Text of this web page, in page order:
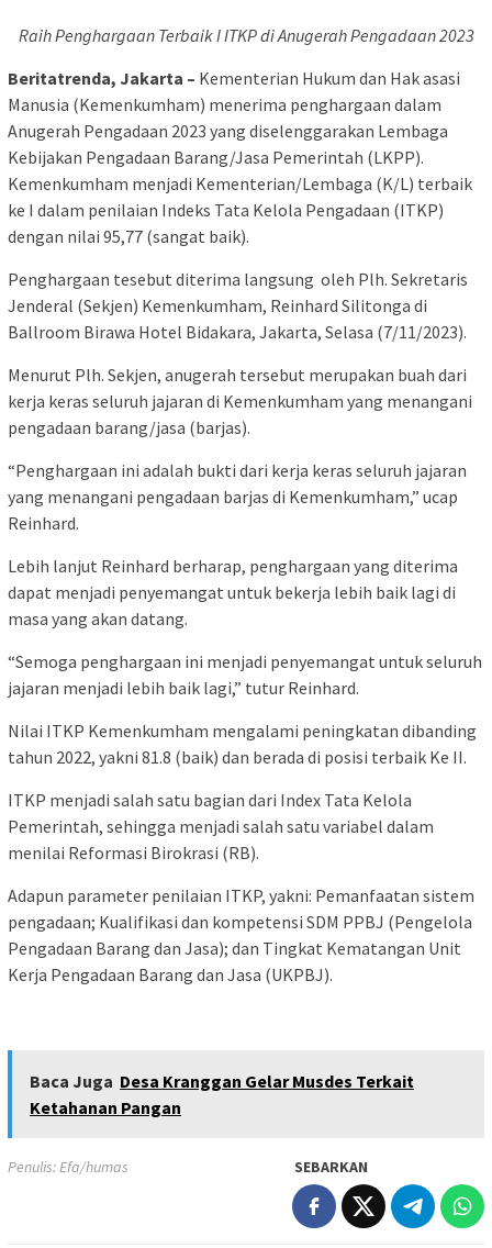
Raih Penghargaan Terbaik I ITKP di Anugerah Pengadaan 2023
Beritatrenda, Jakarta – Kementerian Hukum dan Hak asasi
Manusia (Kemenkumham) menerima penghargaan dalam
Anugerah Pengadaan 2023 yang diselenggarakan Lembaga
Kebijakan Pengadaan Barang/Jasa Pemerintah (LKPP).
Kemenkumham menjadi Kementerian/Lembaga (K/L) terbaik
ke I dalam penilaian Indeks Tata Kelola Pengadaan (ITKP)
dengan nilai 95,77 (sangat baik).
Penghargaan tesebut diterima langsung oleh Plh. Sekretaris
Jenderal (Sekjen) Kemenkumham, Reinhard Silitonga di
Ballroom Birawa Hotel Bidakara, Jakarta, Selasa (7/11/2023).
Menurut Plh. Sekjen, anugerah tersebut merupakan buah dari
kerja keras seluruh jajaran di Kemenkumham yang menangani
pengadaan barang/jasa (barjas).
“Penghargaan ini adalah bukti dari kerja keras seluruh jajaran
yang menangani pengadaan barjas di Kemenkumham,” ucap
Reinhard.
Lebih lanjut Reinhard berharap, penghargaan yang diterima
dapat menjadi penyemangat untuk bekerja lebih baik lagi di
masa yang akan datang.
“Semoga penghargaan ini menjadi penyemangat untuk seluruh
jajaran menjadi lebih baik lagi,” tutur Reinhard.
Nilai ITKP Kemenkumham mengalami peningkatan dibanding
tahun 2022, yakni 81.8 (baik) dan berada di posisi terbaik Ke II.
ITKP menjadi salah satu bagian dari Index Tata Kelola
Pemerintah, sehingga menjadi salah satu variabel dalam
menilai Reformasi Birokrasi (RB).
Adapun parameter penilaian ITKP, yakni: Pemanfaatan sistem
pengadaan; Kualifikasi dan kompetensi SDM PPBJ (Pengelola
Pengadaan Barang dan Jasa); dan Tingkat Kematangan Unit
Kerja Pengadaan Barang dan Jasa (UKPBJ).
Baca Juga Desa Kranggan Gelar Musdes Terkait
Ketahanan Pangan
Penulis: Efa/humas SEBARKAN